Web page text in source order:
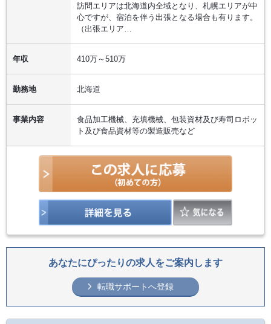
訪問エリアは北海道内全域となり、札幌エリアが中
心ですが、宿泊を伴う出張となる場合も有ります。
（出張エリア…
年収 410万～510万
勤務地 北海道
事業内容
食品加工機械、充填機械、包装資材及び寿司ロボッ
ト及び食品資材等の製造販売など
あなたにぴったりの求人をご案内します
転職サポートへ登録